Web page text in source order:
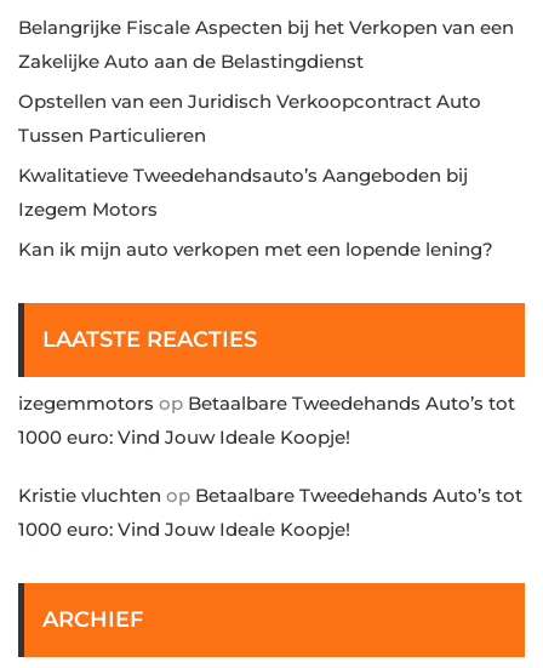
Belangrijke Fiscale Aspecten bij het Verkopen van een
Zakelijke Auto aan de Belastingdienst
Opstellen van een Juridisch Verkoopcontract Auto
Tussen Particulieren
Kwalitatieve Tweedehandsauto’s Aangeboden bij
Izegem Motors
Kan ik mijn auto verkopen met een lopende lening?
LAATSTE REACTIES
izegemmotors op Betaalbare Tweedehands Auto’s tot
1000 euro: Vind Jouw Ideale Koopje!
Kristie vluchten op Betaalbare Tweedehands Auto’s tot
1000 euro: Vind Jouw Ideale Koopje!
ARCHIEF